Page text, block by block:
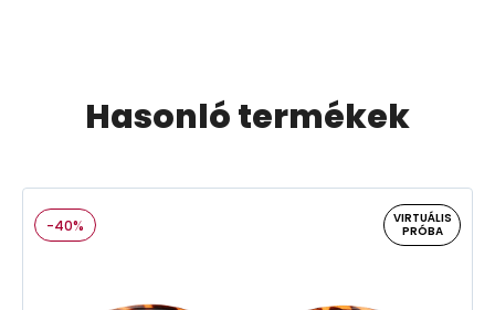
Hasonló termékek
-40%
VIRTUÁLIS
PRÓBA